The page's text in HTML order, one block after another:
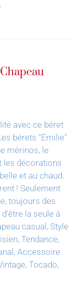
avec ce béret
bérets "Émilie"
mérinos, le
les décorations
et au chaud.
! Seulement
toujours des
la seule à
casual, Style
Tendance,
Accessoire
Tocado,